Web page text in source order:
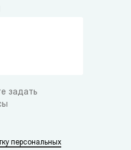
задать
персональных